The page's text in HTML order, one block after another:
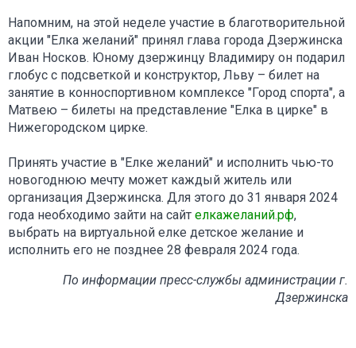
Напомним, на этой неделе участие в благотворительной
акции "Елка желаний" принял глава города Дзержинска
Иван Носков. Юному дзержинцу Владимиру он подарил
глобус с подсветкой и конструктор, Льву – билет на
занятие в конноспортивном комплексе "Город спорта", а
Матвею – билеты на представление "Елка в цирке" в
Нижегородском цирке.
Принять участие в "Елке желаний" и исполнить чью-то
новогоднюю мечту может каждый житель или
организация Дзержинска. Для этого до 31 января 2024
года необходимо зайти на сайт елкажеланий.рф,
выбрать на виртуальной елке детское желание и
исполнить его не позднее 28 февраля 2024 года.
По информации пресс-службы администрации г.
Дзержинска